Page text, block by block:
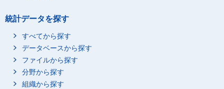
統計データを探す
すべてから探す
データベースから探す
ファイルから探す
分野から探す
組織から探す